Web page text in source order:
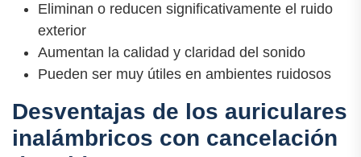
Eliminan o reducen significativamente el ruido
exterior
Aumentan la calidad y claridad del sonido
Pueden ser muy útiles en ambientes ruidosos
Desventajas de los auriculares
inalámbricos con cancelación